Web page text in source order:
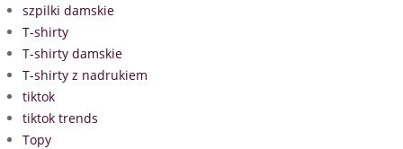
szpilki damskie
T-shirty
T-shirty damskie
T-shirty z nadrukiem
tiktok
tiktok trends
Topy